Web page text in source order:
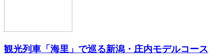
観光列車「海里」で巡る新潟・庄内モデルコース